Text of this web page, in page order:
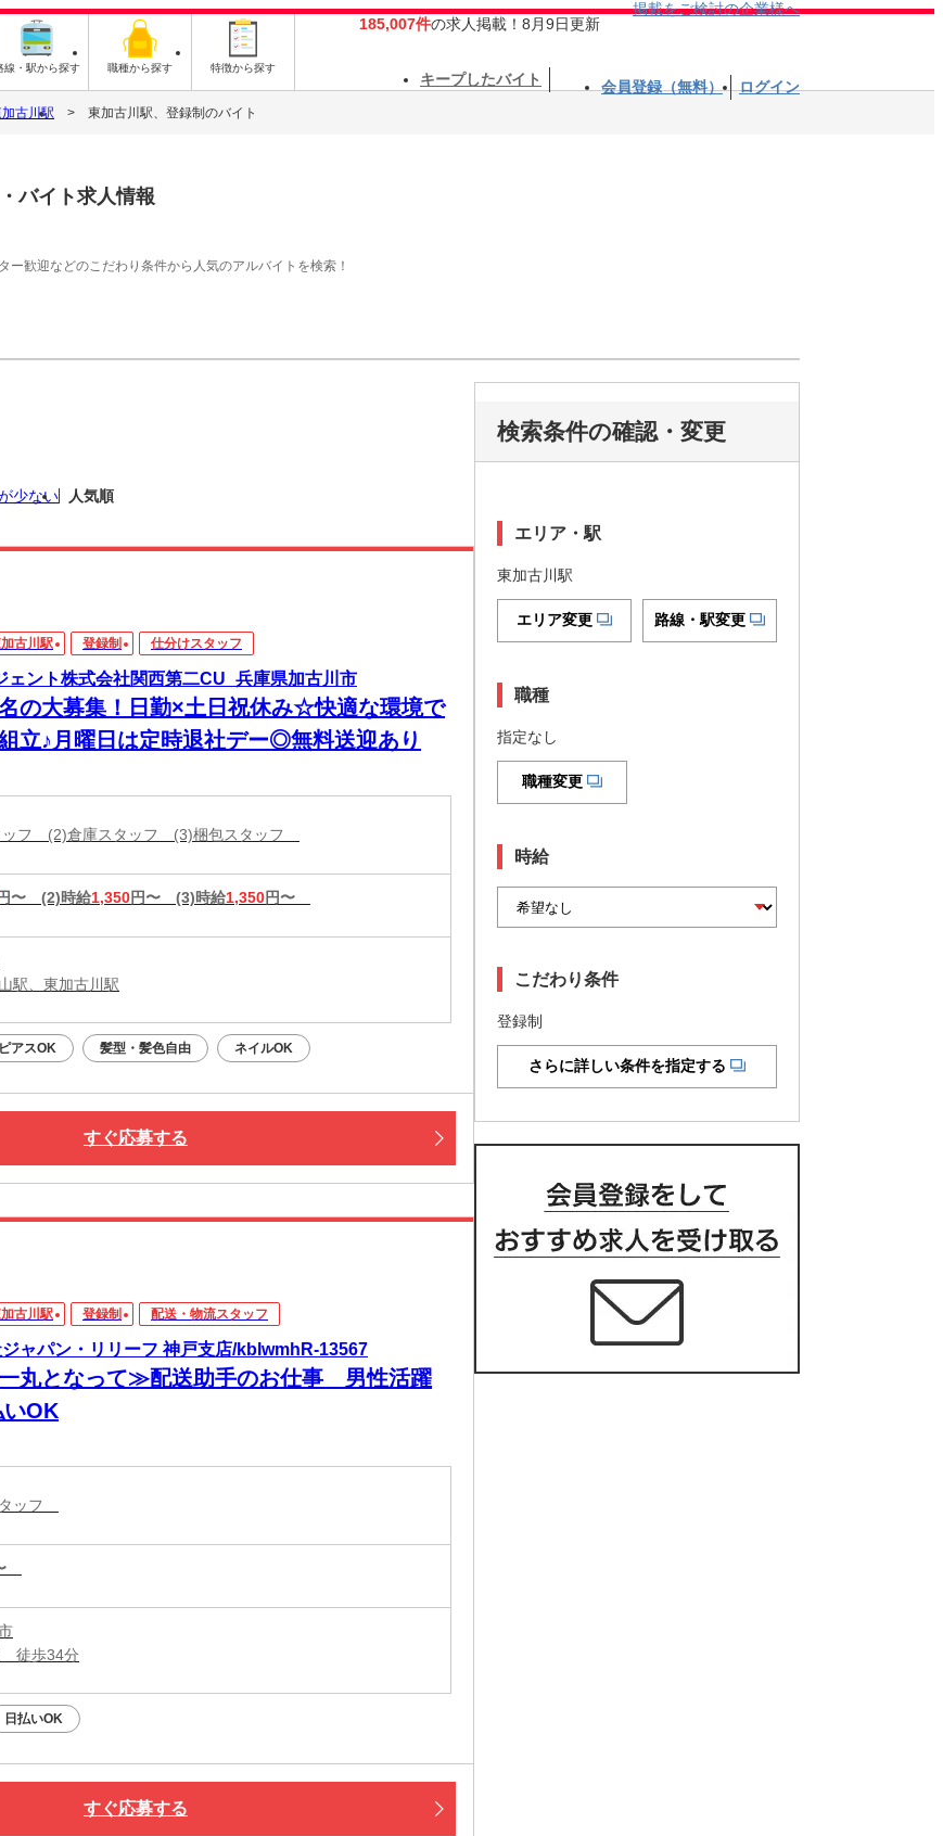
線・駅から探す 職種から探す 特徴から探す
185,007件の求人掲載！8月9日更新
掲載をご検討の企業様へ
キープしたバイト 会員登録（無料） ログイン
古川駅 東加古川駅、登録制のバイト
バイト求人情報
歓迎などのこだわり条件から人気のアルバイトを検索！
少ない 人気順
古川駅 登録制 仕分けスタッフ
ェント株式会社関西第二CU_兵庫県加古川市
の大募集！日勤×土日祝休み☆快適な環境で
立♪月曜日は定時退社デー◎無料送迎あり
ッフ (2)倉庫スタッフ (3)梱包スタッフ
円〜 (2)時給1,350円〜 (3)時給1,350円〜
駅、東加古川駅
ピアスOK 髪型・髪色自由 ネイルOK
すぐ応募する
古川駅 登録制 配送・物流スタッフ
ャパン・リリーフ 神戸支店/kblwmhR-13567
丸となって≫配送助手のお仕事 男性活躍
いOK
ッフ
徒歩34分
日払いOK
すぐ応募する
検索条件の確認・変更
エリア・駅
東加古川駅
エリア変更 路線・駅変更
職種
指定なし
職種変更
時給
こだわり条件
登録制
さらに詳しい条件を指定する